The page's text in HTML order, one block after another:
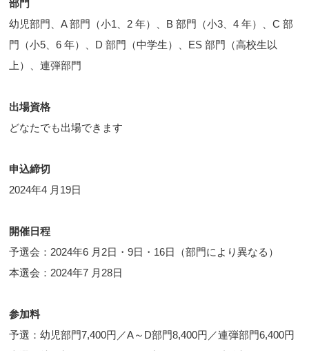
部門
幼児部門、A 部門（小1、2 年）、B 部門（小3、4 年）、C 部
門（小5、6 年）、D 部門（中学生）、ES 部門（高校生以
上）、連弾部門
出場資格
どなたでも出場できます
申込締切
2024年4 月19日
開催日程
予選会：2024年6 月2日・9日・16日（部門により異なる）
本選会：2024年7 月28日
参加料
予選：幼児部門7,400円／A～D部門8,400円／連弾部門6,400円